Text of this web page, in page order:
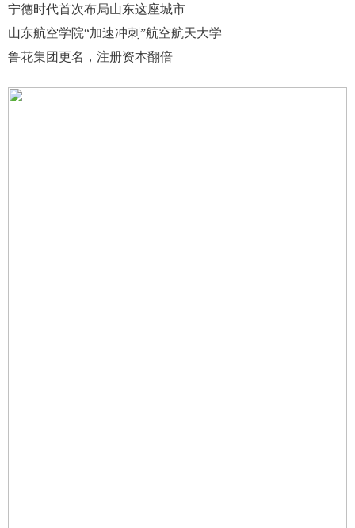
宁德时代首次布局山东这座城市
山东航空学院“加速冲刺”航空航天大学
鲁花集团更名，注册资本翻倍